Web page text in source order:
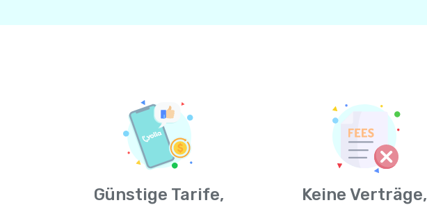
Günstige Tarife,
Keine Verträge,